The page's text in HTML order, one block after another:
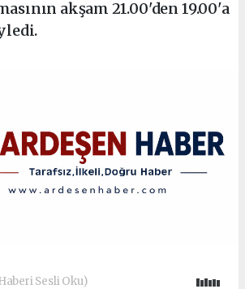
akşam 21.00'den 19.00'a
Sesli Oku)